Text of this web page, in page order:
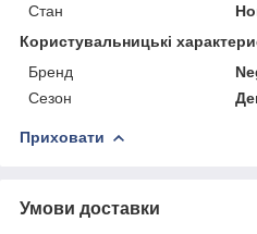
Стан
Користувальницькі
Бренд
Сезон
Приховати
Умови доставки